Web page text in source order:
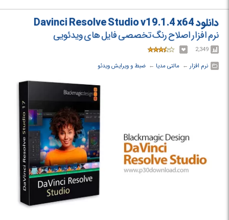
Resolve است که به نام Davinci Resolve Lite معروف است. مهم ترین
خصوصیت Davinci Resolve را می توان سرعت بی نظیر این برنامه دانست.
دانلود Davinci Resolve Studio v19.1.4 x64
نرم افزار اصلاح رنگ تخصصی فایل های ویدئویی
2,349
نرم افزار ← ‏ مالتی مدیا ← ‏ ضبط و ویرایش ویدئو